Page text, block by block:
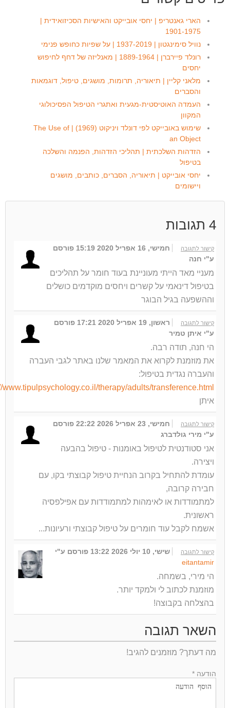
הארי גאנטריפ | יחסי אובייקט והאישיות הסכיזואידית |
1901-1975
נוויל סימינגטון | 1937-2019 | על שפיות כחופש פנימי
רונלד פיירברן | 1889-1964 | מאנליזה של דחף לחיפוש
יחסים
מלאני קליין | תיאוריה, תרומות, מושגים, טיפול, דוגמאות
והסברים
העמדה האוטיסטית-מגעית ואתגרי הטיפול הפסיכולוגי
המקוון
שימוש באובייקט לפי דונלד ויניקוט (1969) | The Use of
an Object
הזדהות השלכתית | תהליכי הזדהות, הפנמה והשלכה
בטיפול
יחסי אובייקט | תיאוריה, הסברים, כותבים, מושגים
ויישומים
4 תגובות
קישור לתגובה חמישי, 16 אפריל 2020 15:19
פורסם
ע"י חנה
מעניי מאד הייתי מעוניינת בעוד חומר על תהליכים
בטיפול דינאמי על קשרים ויחסים מוקדמים כושלים
וההשפעה בגיל הבוגר
קישור לתגובה ראשון, 19 אפריל 2020 17:21
פורסם
ע"י איתן טמיר
הי חנה, תודה רבה.
את מוזמנת לקרוא את המאמר שלנו באתר לגבי העברה
והעברה נגדית בטיפול:
www.tipulpsychology.co.il/therapy/adults/transference.html
איתן
קישור לתגובה חמישי, 23 אפריל 2026 22:22
פורסם
ע"י מירי גולדברג
אני סטודנטית לטיפול באומנות - טיפול בהבעה
ויצירה.
עומדת להתחיל בקרוב הנחיית טיפול קבוצתי בקו, עם
חבירה קרובה,
למתמודדות או לאימהות למתמודדות עם אפילפסיה
ראשונית.
אשמח לקבל עוד חומרים על טיפול קבוצתי ורעיונות...
קישור לתגובה שישי, 10 יולי 2026 13:22
פורסם ע"י
eitantamir
הי מירי, בשמחה.
מוזמנת לכתוב לי ולמקד יותר.
בהצלחה בקבוצה!
השאר תגובה
מה דעתך? מוזמנים להגיב!
הודעה *